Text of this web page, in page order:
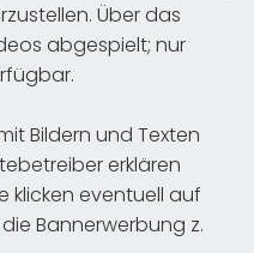
Über das
abgespielt; nur
Bildern und Texten
erklären
klicken eventuell auf
Bannerwerbung z.